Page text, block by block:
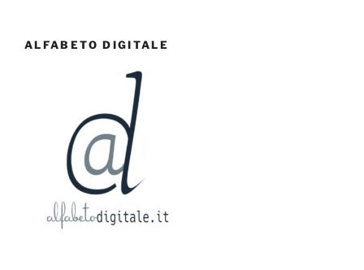
ALFABETO DIGITALE